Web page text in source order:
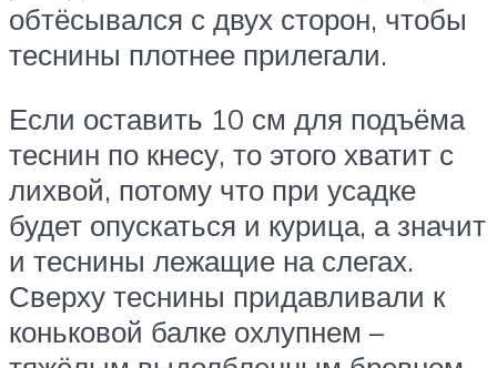
обтёсывался с двух сторон, чтобы
теснины плотнее прилегали.
Если оставить 10 см для подъёма
теснин по кнесу, то этого хватит с
лихвой, потому что при усадке
будет опускаться и курица, а значит
и теснины лежащие на слегах.
Сверху теснины придавливали к
коньковой балке охлупнем –